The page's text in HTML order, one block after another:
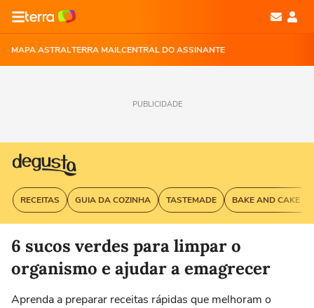
MAPA ASTRALTERRA MAILCENTRAL DO ASSINANTE
PUBLICIDADE
RECEITAS GUIA DA COZINHA TASTEMADE BAKE AND CAKE
6 sucos verdes para limpar o
organismo e ajudar a emagrecer
Aprenda a preparar receitas rápidas que melhoram o